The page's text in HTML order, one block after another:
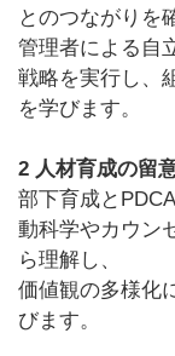
とのつながりを
管理者による自
戦略を実行し、
を学びます。
2 人材育成の留
部下育成と
動科学やカウン
ら理解し、
価値観の多様化
びます。